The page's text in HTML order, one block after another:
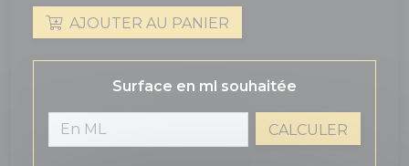
AJOUTER AU PANIER
Surface en ml souhaitée
CALCULER